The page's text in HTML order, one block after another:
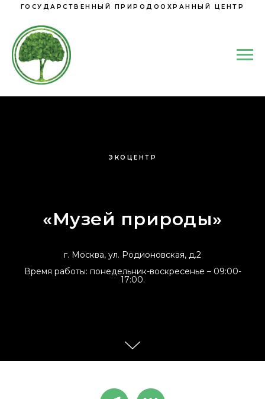
ГОСУДАРСТВЕННЫЙ ПРИРОДООХРАННЫЙ ЦЕНТР
ЭКОЦЕНТР
«Музей природы»
г. Москва, ул. Родионовская, д.2
Время работы: понедельник-воскресенье – 09:00-
17:00.